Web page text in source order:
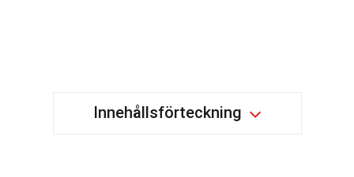
Innehållsförteckning